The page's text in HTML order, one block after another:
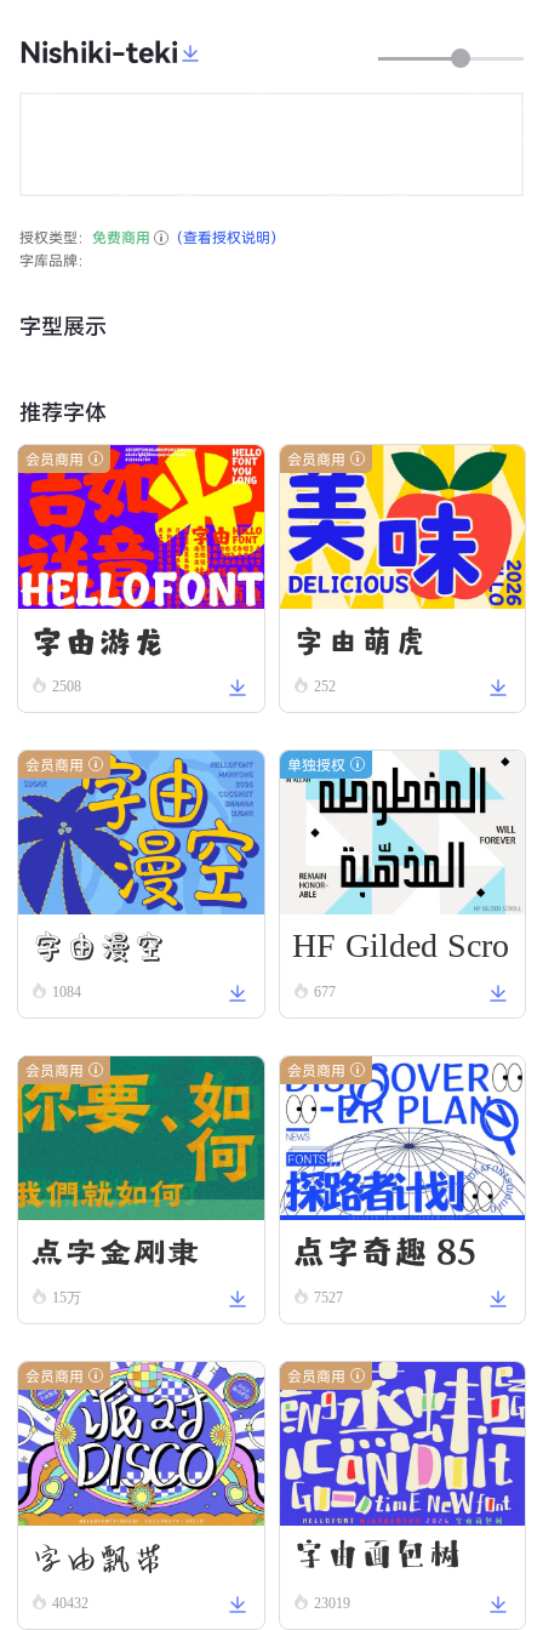
Nishiki-teki
授权类型： 免费商用
（查看授权说明）
字库品牌：
字型展示
推荐字体
会员商用
字由游龙
2508
会员商用
字由萌虎
252
会员商用
字由漫空
1084
单独授权
HF Gilded Scro
ll 677
会员商用
点字金刚隶
15万
会员商用
点字奇趣 85
7527
会员商用
字由飘带
40432
会员商用
字由面包树
23019